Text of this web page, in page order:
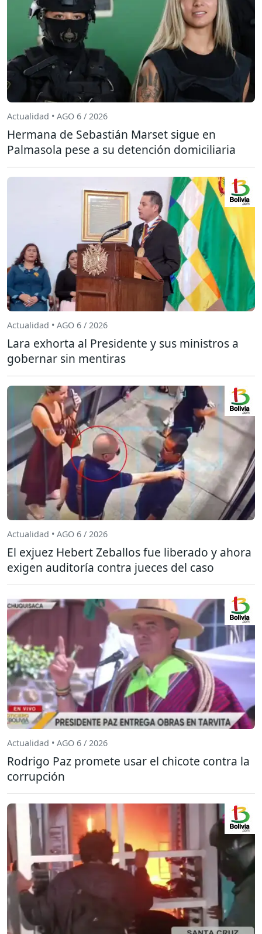
Actualidad • AGO 6 / 2026
Hermana de Sebastián Marset sigue en
Palmasola pese a su detención domiciliaria
Actualidad • AGO 6 / 2026
Lara exhorta al Presidente y sus ministros a
gobernar sin mentiras
Actualidad • AGO 6 / 2026
El exjuez Hebert Zeballos fue liberado y ahora
exigen auditoría contra jueces del caso
Actualidad • AGO 6 / 2026
Rodrigo Paz promete usar el chicote contra la
corrupción